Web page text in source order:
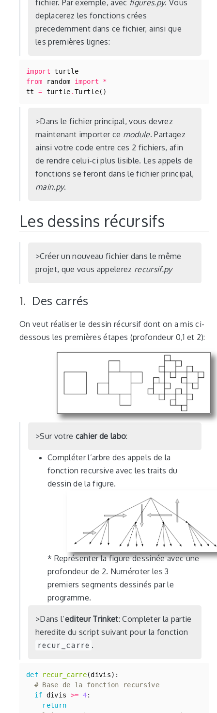
fichier. Par exemple, avec figures.py. Vous
deplacerez les fonctions crées
precedemment dans ce fichier, ainsi que
les premières lignes:
import turtle
from
random import
*
tt
= turtle .Turtle()
Dans le fichier principal, vous devrez
maintenant importer ce module. Partagez
ainsi votre code entre ces 2 fichiers, afin
de rendre celui-ci plus lisible. Les appels de
fonctions se feront dans le fichier principal,
main.py.
Les dessins récursifs
Créer un nouveau fichier dans le même
projet, que vous appelerez recursif.py
Des carrés
On veut réaliser le dessin récursif dont on a mis ci-
dessous les premières étapes (profondeur 0,1 et 2):
Sur votre cahier de labo:
Compléter l’arbre des appels de la
fonction recursive avec les traits du
dessin de la figure.
* Représenter la figure dessinée avec une
profondeur de 2. Numéroter les 3
premiers segments dessinés par le
programme.
Dans l’editeur Trinket: Completer la partie
heredite du script suivant pour la fonction
recur_carre .
def recur_carre(divis):
# Base de la fonction recursive
if divis >= 4:
return